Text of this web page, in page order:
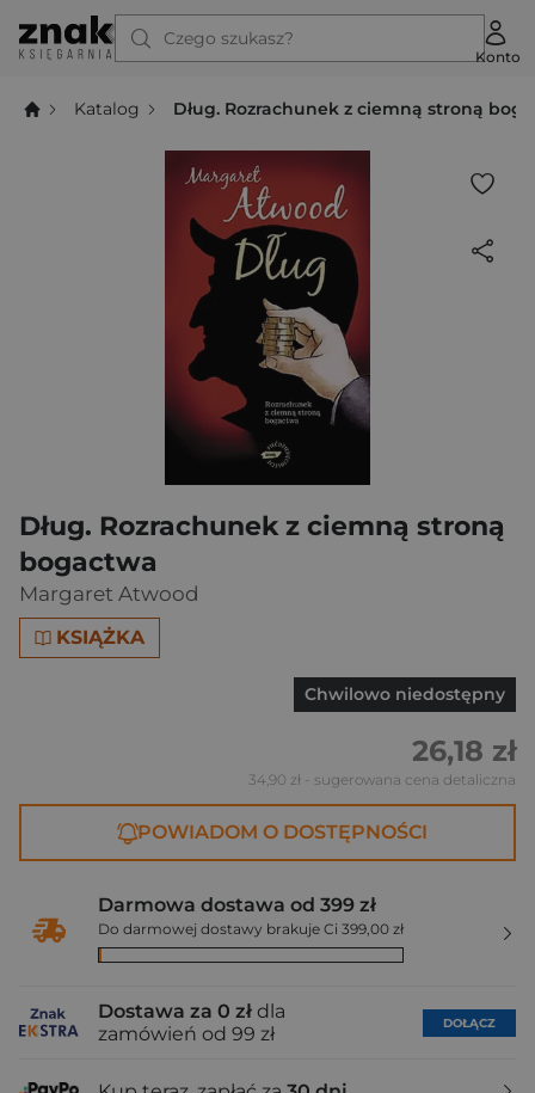
Czego szukasz?
Konto
Katalog Dług. Rozrachunek z ciemną stroną
Dług. Rozrachunek z ciemną stroną
bogactwa
Margaret Atwood
KSIĄŻKA
Chwilowo niedostępny
26,18 zł
34,90 zł - sugerowana cena detaliczna
POWIADOM O DOSTĘPNOŚCI
Darmowa dostawa od 399 zł
Do darmowej dostawy brakuje Ci 399,00 zł
Dostawa za 0 zł dla
zamówień od 99 zł
DOŁĄCZ